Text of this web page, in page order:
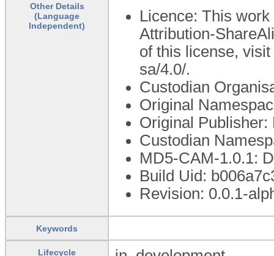
Other Details
(Language
Independent)
Licence: This
Attribution-
of this license,
sa/4.0/.
Custodian
Original
Original Publisher:
Custodian
MD5-CAM-1.0.1:
Build Uid:
Revision: 0.0.1-
Keywords
Lifecycle